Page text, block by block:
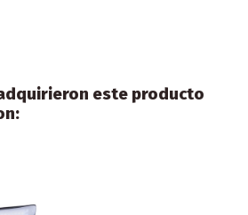
este producto